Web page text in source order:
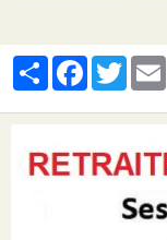
PartagerFacebook
Twitter